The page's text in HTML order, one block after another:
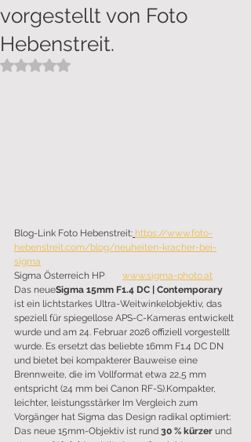
vorgestellt von Foto
Hebenstreit.
Mit NaN von 5 Sternen bewertet.
Blog-Link Foto Hebenstreit: https://www.foto-
hebenstreit.com/blog/neuheiten-kracher-bei-
sigma
Sigma Österreich HP:
www.sigma-photo.at
Das neueSigma 15mm F1.4 DC | Contemporary
ist ein lichtstarkes Ultra-Weitwinkelobjektiv, das
speziell für spiegellose APS-C-Kameras entwickelt
wurde und am 24. Februar 2026 offiziell vorgestellt
wurde. Es ersetzt das beliebte 16mm F1.4 DC DN
und bietet bei kompakterer Bauweise eine
Brennweite, die im Vollformat etwa 22,5 mm
entspricht (24 mm bei Canon RF-S).Kompakter,
leichter, leistungsstärker Im Vergleich zum
Vorgänger hat Sigma das Design radikal optimiert:
Das neue 15mm-Objektiv ist rund 30 % kürzer und